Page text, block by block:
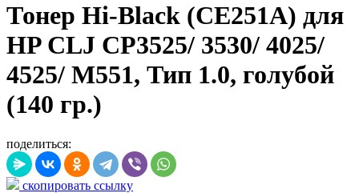
Тонер Hi-Black (CE251A) для
HP CLJ CP3525/ 3530/ 4025/
4525/ M551, Тип 1.0, голубой
(140 гр.)
поделиться:
скопировать ссылку